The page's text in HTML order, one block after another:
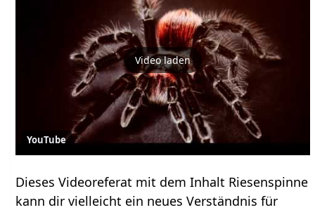
Video laden
YouTube
Dieses Videoreferat mit dem Inhalt Riesenspinne
kann dir vielleicht ein neues Verständnis für